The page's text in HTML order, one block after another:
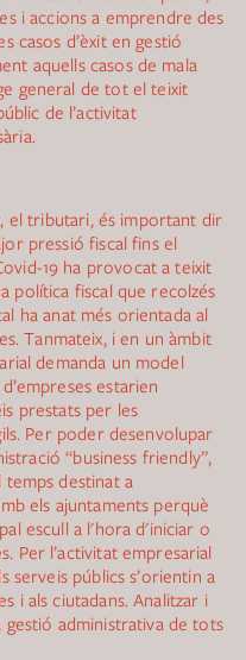
i accions a emprendre des
casos d’èxit en gestió
aquells casos de mala
general de tot el teixit
de l’activitat
el tributari, és important dir
pressió fiscal fins el
19 ha provocat a teixit
política fiscal que recolzés
ha anat més orientada al
Tanmateix, i en un àmbit
demanda un model
estarien
prestats per les
Per poder desenvolupar
“business friendly”,
destinat a
els ajuntaments perquè
escull a l'hora d'iniciar o
Per l’activitat empresarial
serveis públics s’orientin a
i als ciutadans. Analitzar i
administrativa de tots